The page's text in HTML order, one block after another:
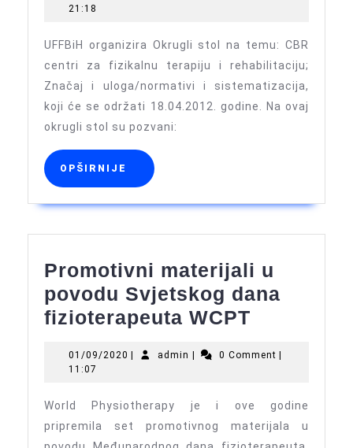
na
temu:
CBR
i
rehabilitaciju
21:18
UFFBiH organizira Okrugli stol na temu: CBR
centri za fizikalnu terapiju i rehabilitaciju;
Značaj i uloga/normativi i sistematizacija,
koji će se održati 18.04.2012. godine. Na ovaj
okrugli stol su pozvani:
OPŠIRNIJE OPŠIRNIJE
Promotivni materijali u
povodu Svjetskog dana
fizioterapeuta WCPT
u
Svjetskog
dana
01/09/2020 01/09/2020
admin admin0 Comment
11:07
World Physiotherapy je i ove godine
pripremila set promotivnog materijala u